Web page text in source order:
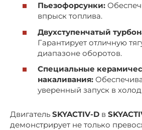
Пьезофорсунки:
впрыск топлива.
Двухступенчатый
Гарантирует отличную
диапазоне оборотов.
Специальные
накаливания:
уверенный запуск в
Двигатель SKYACTIV-D в
демонстрирует не только